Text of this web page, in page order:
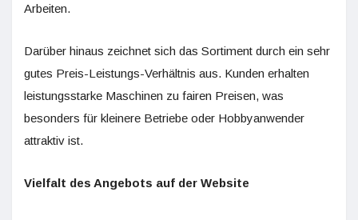
Arbeiten.
Darüber hinaus zeichnet sich das Sortiment durch ein sehr
gutes Preis-Leistungs-Verhältnis aus. Kunden erhalten
leistungsstarke Maschinen zu fairen Preisen, was
besonders für kleinere Betriebe oder Hobbyanwender
attraktiv ist.
Vielfalt des Angebots auf der Website